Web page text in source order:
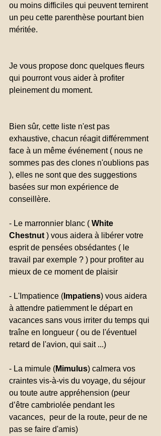
ou moins difficiles qui peuvent ternirent
un peu cette parenthèse pourtant bien
méritée.
Je vous propose donc quelques fleurs
qui pourront vous aider à profiter
pleinement du moment.
Bien sûr, cette liste n'est pas
exhaustive, chacun réagit différemment
face à un même événement ( nous ne
sommes pas des clones n'oublions pas
), elles ne sont que des suggestions
basées sur mon expérience de
conseillère.
- Le marronnier blanc ( White
Chestnut ) vous aidera à libérer votre
esprit de pensées obsédantes ( le
travail par exemple ? ) pour profiter au
mieux de ce moment de plaisir
- L'Impatience ( Impatiens) vous aidera
à attendre patiemment le départ en
vacances sans vous irriter du temps qui
traîne en longueur ( ou de l'éventuel
retard de l'avion, qui sait ...)
- La mimule (Mimulus) calmera vos
craintes vis-à-vis du voyage, du séjour
ou toute autre appréhension (peur
d’être cambriolée pendant les
vacances,  peur de la route, peur de ne
pas se faire d'amis)